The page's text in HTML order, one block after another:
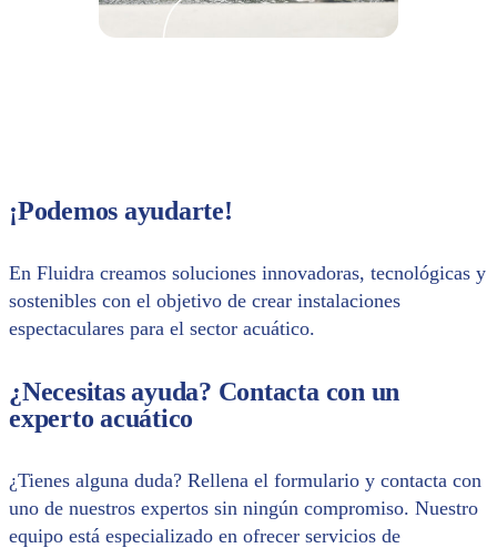
¡Podemos ayudarte!
En Fluidra creamos soluciones innovadoras, tecnológicas y
sostenibles con el objetivo de crear instalaciones
espectaculares para el sector acuático.
¿Necesitas ayuda? Contacta con un
experto acuático
¿Tienes alguna duda? Rellena el formulario y contacta con
uno de nuestros expertos sin ningún compromiso. Nuestro
equipo está especializado en ofrecer servicios de